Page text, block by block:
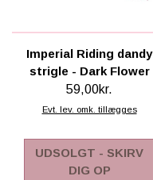
Imperial Riding dandy
strigle - Dark Flower
59,00kr.
Evt. lev. omk. tillægges
UDSOLGT - SKIRV
DIG OP